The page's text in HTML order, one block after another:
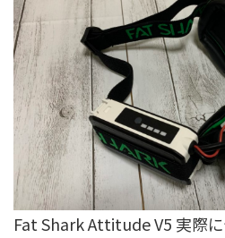
Fat Shark Attitude V5 実際に